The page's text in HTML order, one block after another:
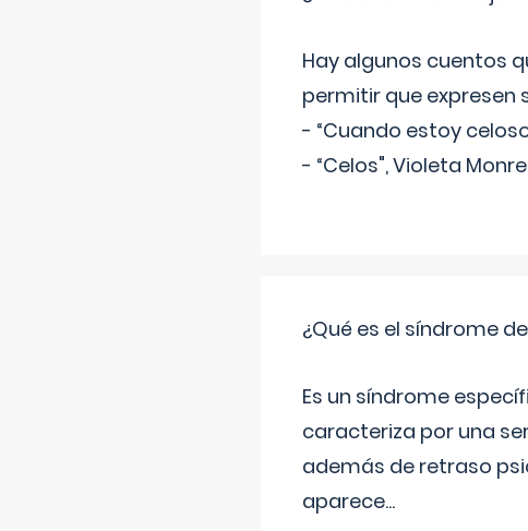
Hay algunos cuentos
permitir que expresen
- “Cuando estoy
- “Celos", Violeta
¿Qué es el síndrome
Es un síndrome
caracteriza por una
además de retraso
aparece...